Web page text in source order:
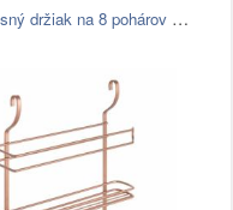
Závesný držiak na 8 pohárov Metaltex…